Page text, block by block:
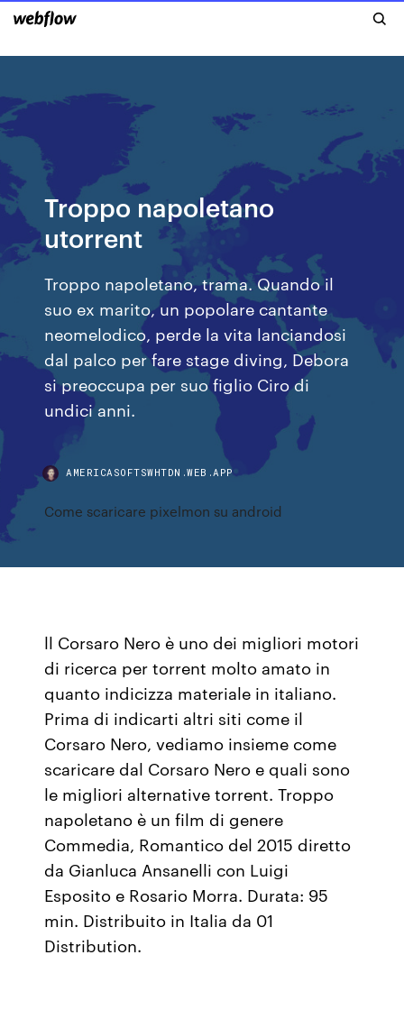
Troppo napoletano
utorrent
Troppo napoletano, trama. Quando il
suo ex marito, un popolare cantante
neomelodico, perde la vita lanciandosi
dal palco per fare stage diving, Debora
si preoccupa per suo figlio Ciro di
undici anni.
AMERICASOFTSWHTDN.WEB.APP
Come scaricare pixelmon su android
ll Corsaro Nero è uno dei migliori motori
di ricerca per torrent molto amato in
quanto indicizza materiale in italiano.
Prima di indicarti altri siti come il
Corsaro Nero, vediamo insieme come
scaricare dal Corsaro Nero e quali sono
le migliori alternative torrent. Troppo
napoletano è un film di genere
Commedia, Romantico del 2015 diretto
da Gianluca Ansanelli con Luigi
Esposito e Rosario Morra. Durata: 95
min. Distribuito in Italia da 01
Distribution.